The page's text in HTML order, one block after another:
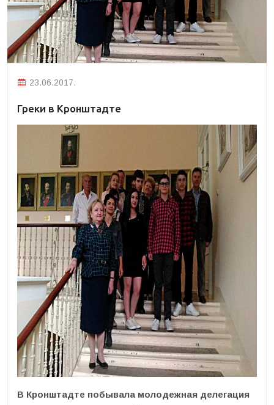
23.06.2017.
Греки в Кронштадте
В Кронштадте побывала молодежная делегация